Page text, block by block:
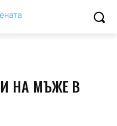
НА МЪЖЕ В